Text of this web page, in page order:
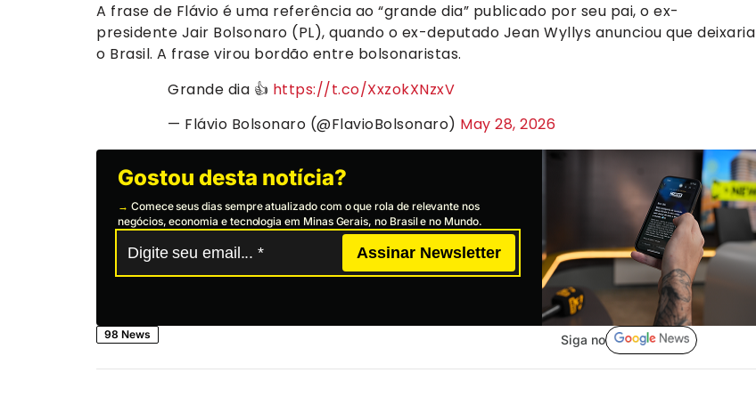
A frase de Flávio é uma referência ao “grande dia” publicado por seu pai, o ex-
presidente Jair Bolsonaro (PL), quando o ex-deputado Jean Wyllys anunciou que deixaria
o Brasil. A frase virou bordão entre bolsonaristas.
Grande dia 👍 https://t.co/XxzokXNzxV
— Flávio Bolsonaro (@FlavioBolsonaro) May 28, 2026
Gostou desta notícia?
→ Comece seus dias sempre atualizado com o que rola de relevante nos
negócios, economia e tecnologia em Minas Gerais, no Brasil e no Mundo.
Assinar Newsletter
98 News Siga no